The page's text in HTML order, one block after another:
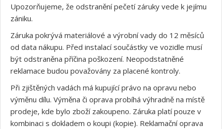
Upozorňujeme, že odstranění pečetí záruky vede k jejímu
zániku.
Záruka pokrývá materiálové a výrobní vady do 12 měsíců
od data nákupu. Před instalací součástky ve vozidle musí
být odstraněna příčina poškození. Neopodstatněné
reklamace budou považovány za placené kontroly.
Při zjištěných vadách má kupující právo na opravu nebo
výměnu dílu. Výměna či oprava probíhá výhradně na místě
prodeje, kde bylo zboží zakoupeno. Záruka platí pouze v
kombinaci s dokladem o koupi (kopie). Reklamační oprava